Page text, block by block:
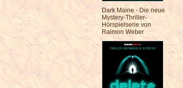
Dark Maine - Die neue
Mystery-Thriller-
Hörspielserie von
Raimon Weber